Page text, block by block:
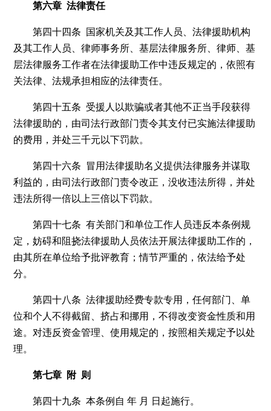
第六章 法律责任
第四十四条 国家机关及其工作人员、法律援助机构
及其工作人员、律师事务所、基层法律服务所、律师、基
层法律服务工作者在法律援助工作中违反规定的，依照有
关法律、法规承担相应的法律责任。
第四十五条 受援人以欺骗或者其他不正当手段获得
法律援助的，由司法行政部门责令其支付已实施法律援助
的费用，并处三千元以下罚款。
第四十六条 冒用法律援助名义提供法律服务并谋取
利益的，由司法行政部门责令改正，没收违法所得，并处
违法所得一倍以上三倍以下罚款。
第四十七条 有关部门和单位工作人员违反本条例规
定，妨碍和阻挠法律援助人员依法开展法律援助工作的，
由其所在单位给予批评教育；情节严重的，依法给予处
分。
第四十八条 法律援助经费专款专用，任何部门、单
位和个人不得截留、挤占和挪用，不得改变资金性质和用
途。对违反资金管理、使用规定的，按照相关规定予以处
理。
第七章 附 则
第四十九条 本条例自 年 月 日起施行。